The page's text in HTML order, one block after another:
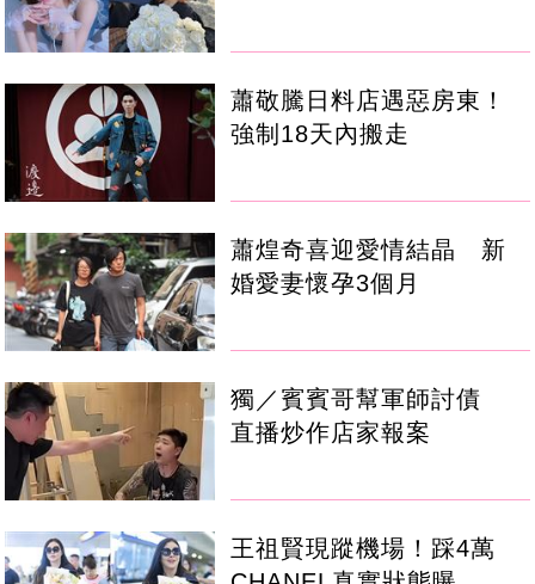
蕭敬騰日料店遇惡房東！
強制18天內搬走
蕭煌奇喜迎愛情結晶 新
婚愛妻懷孕3個月
獨／賓賓哥幫軍師討債
直播炒作店家報案
王祖賢現蹤機場！踩4萬